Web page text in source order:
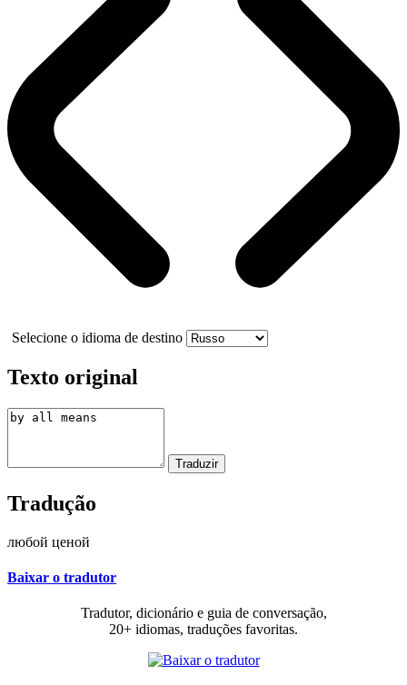
Selecione o idioma de destino
Texto original
Tradução
любой ценой
Baixar o tradutor
Tradutor, dicionário e guia de conversação,
20+ idiomas, traduções favoritas.